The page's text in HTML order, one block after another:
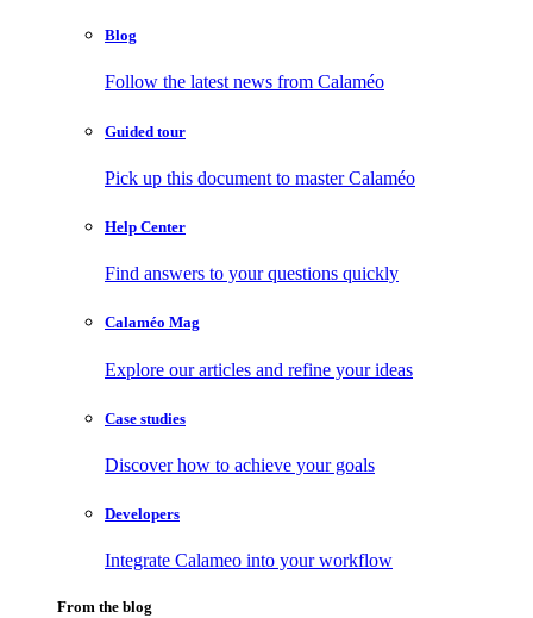
Blog
Follow the latest news from Calaméo
Guided tour
Pick up this document to master Calaméo
Help Center
Find answers to your questions quickly
Calaméo Mag
Explore our articles and refine your ideas
Case studies
Discover how to achieve your goals
Developers
Integrate Calameo into your workflow
From the blog